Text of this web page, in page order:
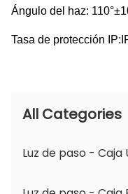
Ángulo del haz:
Tasa de protección
All Categories
Luz de paso - Caja